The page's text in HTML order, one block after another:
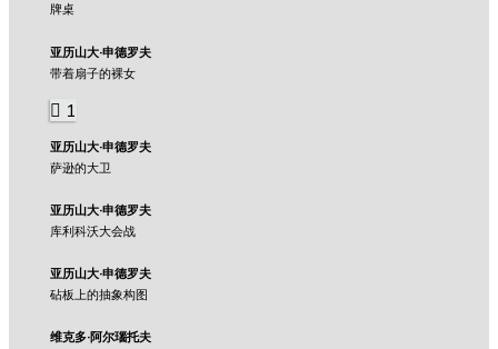
牌桌
亚历山大·申德罗夫
带着扇子的裸女
1
亚历山大·申德罗夫
萨逊的大卫
亚历山大·申德罗夫
库利科沃大会战
亚历山大·申德罗夫
砧板上的抽象构图
维克多·阿尔瑙托夫